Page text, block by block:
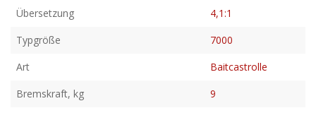
Übersetzung
4,1:1
Typgröße
7000
Art
Baitcastrolle
Bremskraft, kg
9